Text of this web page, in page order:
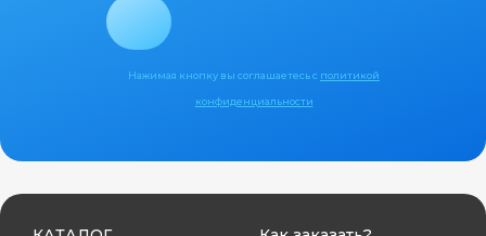
Нажимая кнопку вы соглашаетесь с политикой
конфиденциальности